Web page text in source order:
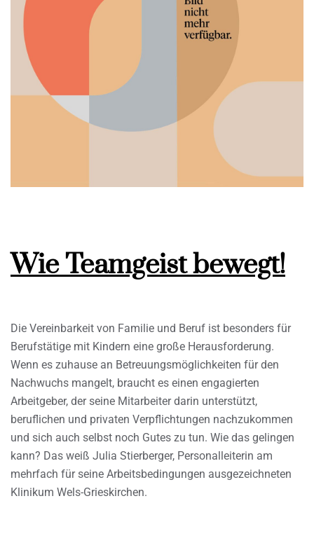
Wie Teamgeist bewegt!
Die Vereinbarkeit von Familie und Beruf ist besonders für
Berufstätige mit Kindern eine große Herausforderung.
Wenn es zuhause an Betreuungsmöglichkeiten für den
Nachwuchs mangelt, braucht es einen engagierten
Arbeitgeber, der seine Mitarbeiter darin unterstützt,
beruflichen und privaten Verpflichtungen nachzukommen
und sich auch selbst noch Gutes zu tun. Wie das gelingen
kann? Das weiß Julia Stierberger, Personalleiterin am
mehrfach für seine Arbeitsbedingungen ausgezeichneten
Klinikum Wels-Grieskirchen.